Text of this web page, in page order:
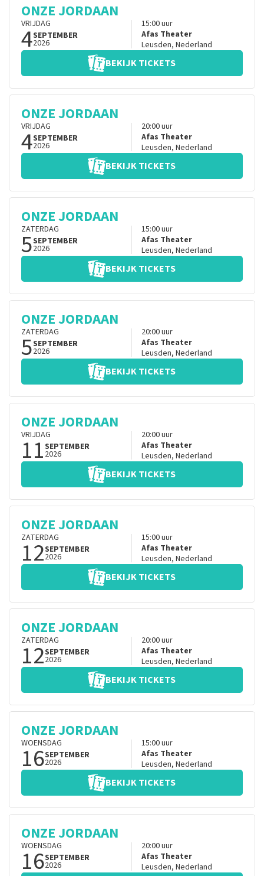
ONZE JORDAAN
VRIJDAG
4SEPTEMBER
2026
15:00uur
Afas Theater
Leusden, Nederland
BEKIJK TICKETS
ONZE JORDAAN
VRIJDAG
4SEPTEMBER
2026
20:00uur
Afas Theater
Leusden, Nederland
BEKIJK TICKETS
ONZE JORDAAN
ZATERDAG
5SEPTEMBER
2026
15:00uur
Afas Theater
Leusden, Nederland
BEKIJK TICKETS
ONZE JORDAAN
ZATERDAG
5SEPTEMBER
2026
20:00uur
Afas Theater
Leusden, Nederland
BEKIJK TICKETS
ONZE JORDAAN
VRIJDAG
11SEPTEMBER
2026
20:00uur
Afas Theater
Leusden, Nederland
BEKIJK TICKETS
ONZE JORDAAN
ZATERDAG
12SEPTEMBER
2026
15:00uur
Afas Theater
Leusden, Nederland
BEKIJK TICKETS
ONZE JORDAAN
ZATERDAG
12SEPTEMBER
2026
20:00uur
Afas Theater
Leusden, Nederland
BEKIJK TICKETS
ONZE JORDAAN
WOENSDAG
16SEPTEMBER
2026
15:00uur
Afas Theater
Leusden, Nederland
BEKIJK TICKETS
ONZE JORDAAN
WOENSDAG
16SEPTEMBER
2026
20:00uur
Afas Theater
Leusden, Nederland